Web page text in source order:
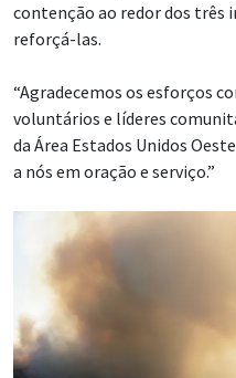
contenção ao redor dos três
reforçá-las.
“Agradecemos os esforços
voluntários e líderes
da Área Estados Unidos
a nós em oração e serviço.”